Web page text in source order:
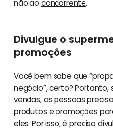
não ao concorrente.
Divulgue o
promoções
Você bem sabe que
negócio”, certo? Portanto,
vendas, as pessoas
produtos e promoções
eles. Por isso, é preciso